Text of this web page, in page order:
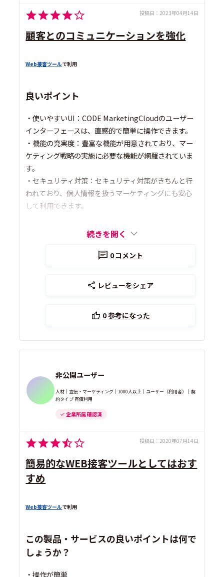
投稿日： 2023年04月14日
顧客とのコミュニケーションを強化
Web接客ツールで利用
良いポイント
・使いやすいUI：CODE MarketingCloudのユーザー
インターフェースは、直感的で簡単に操作できます。
・機能の充実度：豊富な機能が用意されており、マー
ケティング戦略の実施に必要な機能が網羅されていま
す。
・セキュリティ対策：セキュリティ対策がきちんと行
われており、個人情報を扱うマーケティングにも安心
して利用できます。
続きを開く
0コメント
レビューをシェア
0参考になった
非公開ユーザー
人材｜宣伝・マーケティング｜1000人以上｜ユーザー（利用者）｜契
約タイプ 有償利用
企業所属 確認済
投稿日： 2020年07月14日
簡易的なWEB接客ツールとしてはおす
すめ
Web接客ツールで利用
この製品・サービスの良いポイントは何で
しょうか？
・操作が簡単